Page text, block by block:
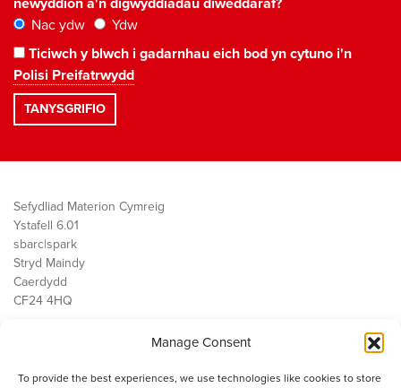
Manage Consent
To provide the best experiences, we use technologies like cookies to store
newyddion a'n digwyddiadau diweddaraf?
Nac ydw
Ydw
Ticiwch y blwch i gadarnhau eich bod yn cytuno i'n
Polisi Preifatrwydd
Sefydliad Materion Cymreig
Ystafell 6.01
sbarc|spark
Stryd Maindy
Caerdydd
CF24 4HQ
Public Services